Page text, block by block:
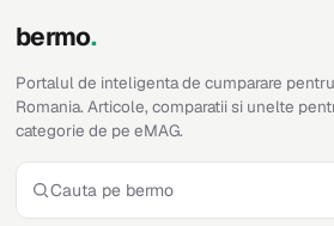
bermo.
Portalul de inteligenta de cumparare
Romania. Articole, comparatii si unelte
categorie de pe eMAG.